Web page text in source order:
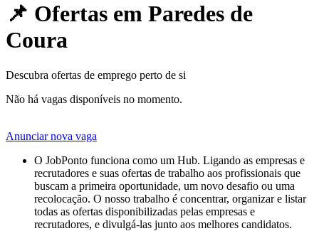
📌 Ofertas em Paredes de
Coura
Descubra ofertas de emprego perto de si
Não há vagas disponíveis no momento.
Anunciar nova vaga
O JobPonto funciona como um Hub. Ligando as empresas e
recrutadores e suas ofertas de trabalho aos profissionais que
buscam a primeira oportunidade, um novo desafio ou uma
recolocação. O nosso trabalho é concentrar, organizar e listar
todas as ofertas disponibilizadas pelas empresas e
recrutadores, e divulgá-las junto aos melhores candidatos.